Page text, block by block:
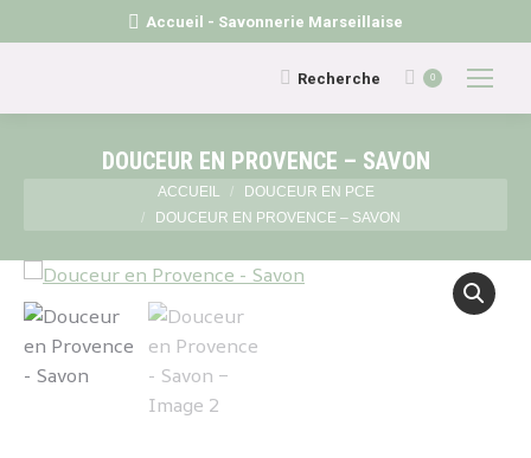
Accueil - Savonnerie Marseillaise
Recherche
:
Recherche 0
DOUCEUR EN PROVENCE – SAVON
ACCUEIL
DOUCEUR EN PCE
DOUCEUR EN PROVENCE – SAVON